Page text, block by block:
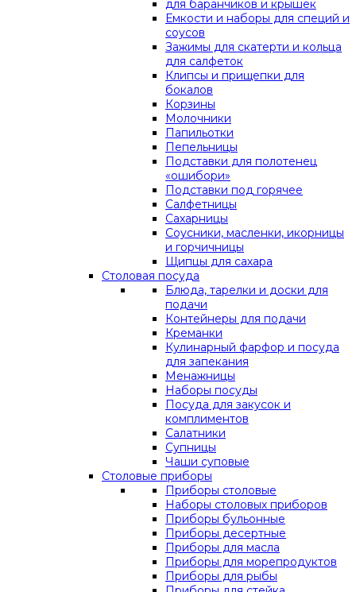
для баранчиков и крышек
Емкости и наборы для специй и
соусов
Зажимы для скатерти и кольца
для салфеток
Клипсы и прищепки для
бокалов
Корзины
Молочники
Папильотки
Пепельницы
Подставки для полотенец
«ошибори»
Подставки под горячее
Салфетницы
Сахарницы
Соусники, масленки, икорницы
и горчичницы
Щипцы для сахара
Столовая посуда
Блюда, тарелки и доски для
подачи
Контейнеры для подачи
Креманки
Кулинарный фарфор и посуда
для запекания
Менажницы
Наборы посуды
Посуда для закусок и
комплиментов
Салатники
Супницы
Чаши суповые
Столовые приборы
Приборы столовые
Наборы столовых приборов
Приборы бульонные
Приборы десертные
Приборы для масла
Приборы для морепродуктов
Приборы для рыбы